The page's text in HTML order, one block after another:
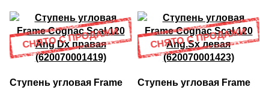
Ступень угловая Frame
Ступень угловая Frame